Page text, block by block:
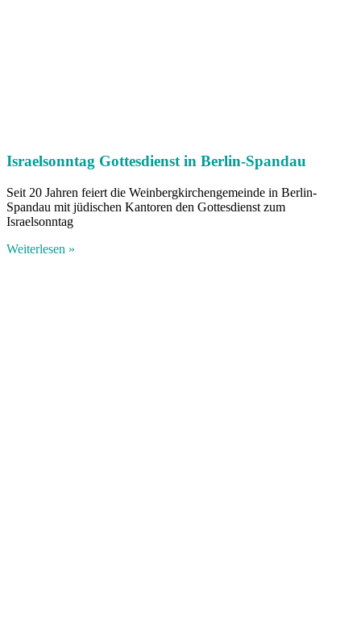
Israelsonntag Gottesdienst in Berlin-Spandau
Seit 20 Jahren feiert die Weinbergkirchengemeinde in Berlin-
Spandau mit jüdischen Kantoren den Gottesdienst zum
Israelsonntag
Weiterlesen »